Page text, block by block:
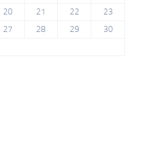
20 21 22
23
27 28 29
30